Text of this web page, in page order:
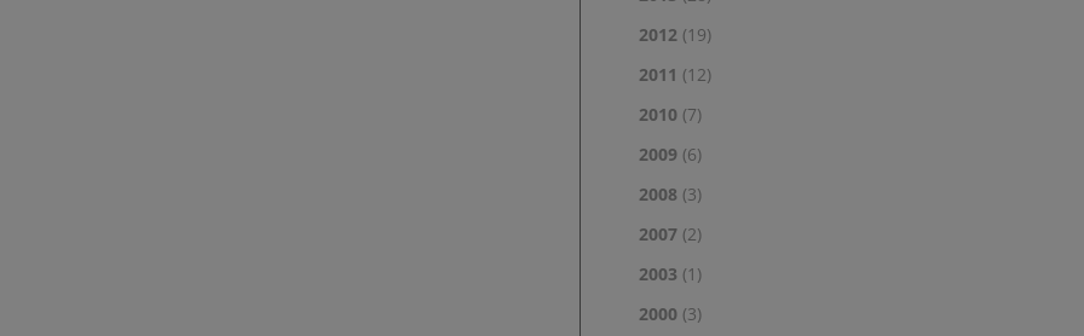
2012 (19)
2011 (12)
2010 (7)
2009 (6)
2008 (3)
2007 (2)
2003 (1)
2000 (3)